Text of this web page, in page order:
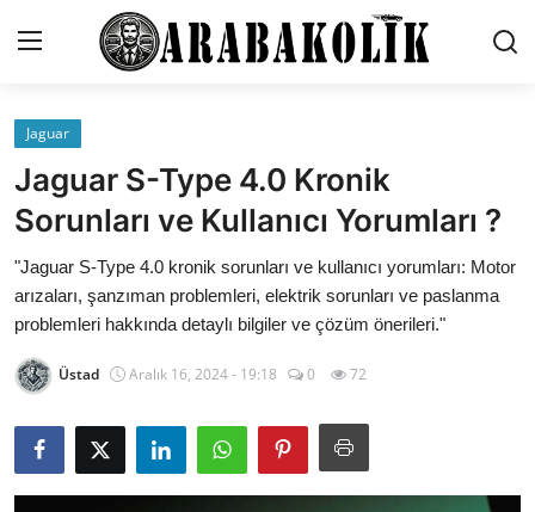
İletişim
Genel
Karşılaştırmalar
Testler
Markalar
Motosiklet
Jaguar
Jaguar S-Type 4.0 Kronik
Sorunları ve Kullanıcı Yorumları ?
"Jaguar S-Type 4.0 kronik sorunları ve kullanıcı yorumları: Motor
arızaları, şanzıman problemleri, elektrik sorunları ve paslanma
problemleri hakkında detaylı bilgiler ve çözüm önerileri."
Üstad Aralık 16, 2024 - 19:18 0 72